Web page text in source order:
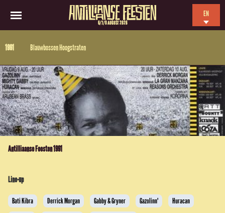
6/7/8 AUGUST 2026
EN
FR
1991 Blauwbossen Hoogstraten
Antilliaanse Feesten 1991
Line-up
Bati Kibra Derrick Morgan Gabby & Gryner Gazolinn'
Huracan